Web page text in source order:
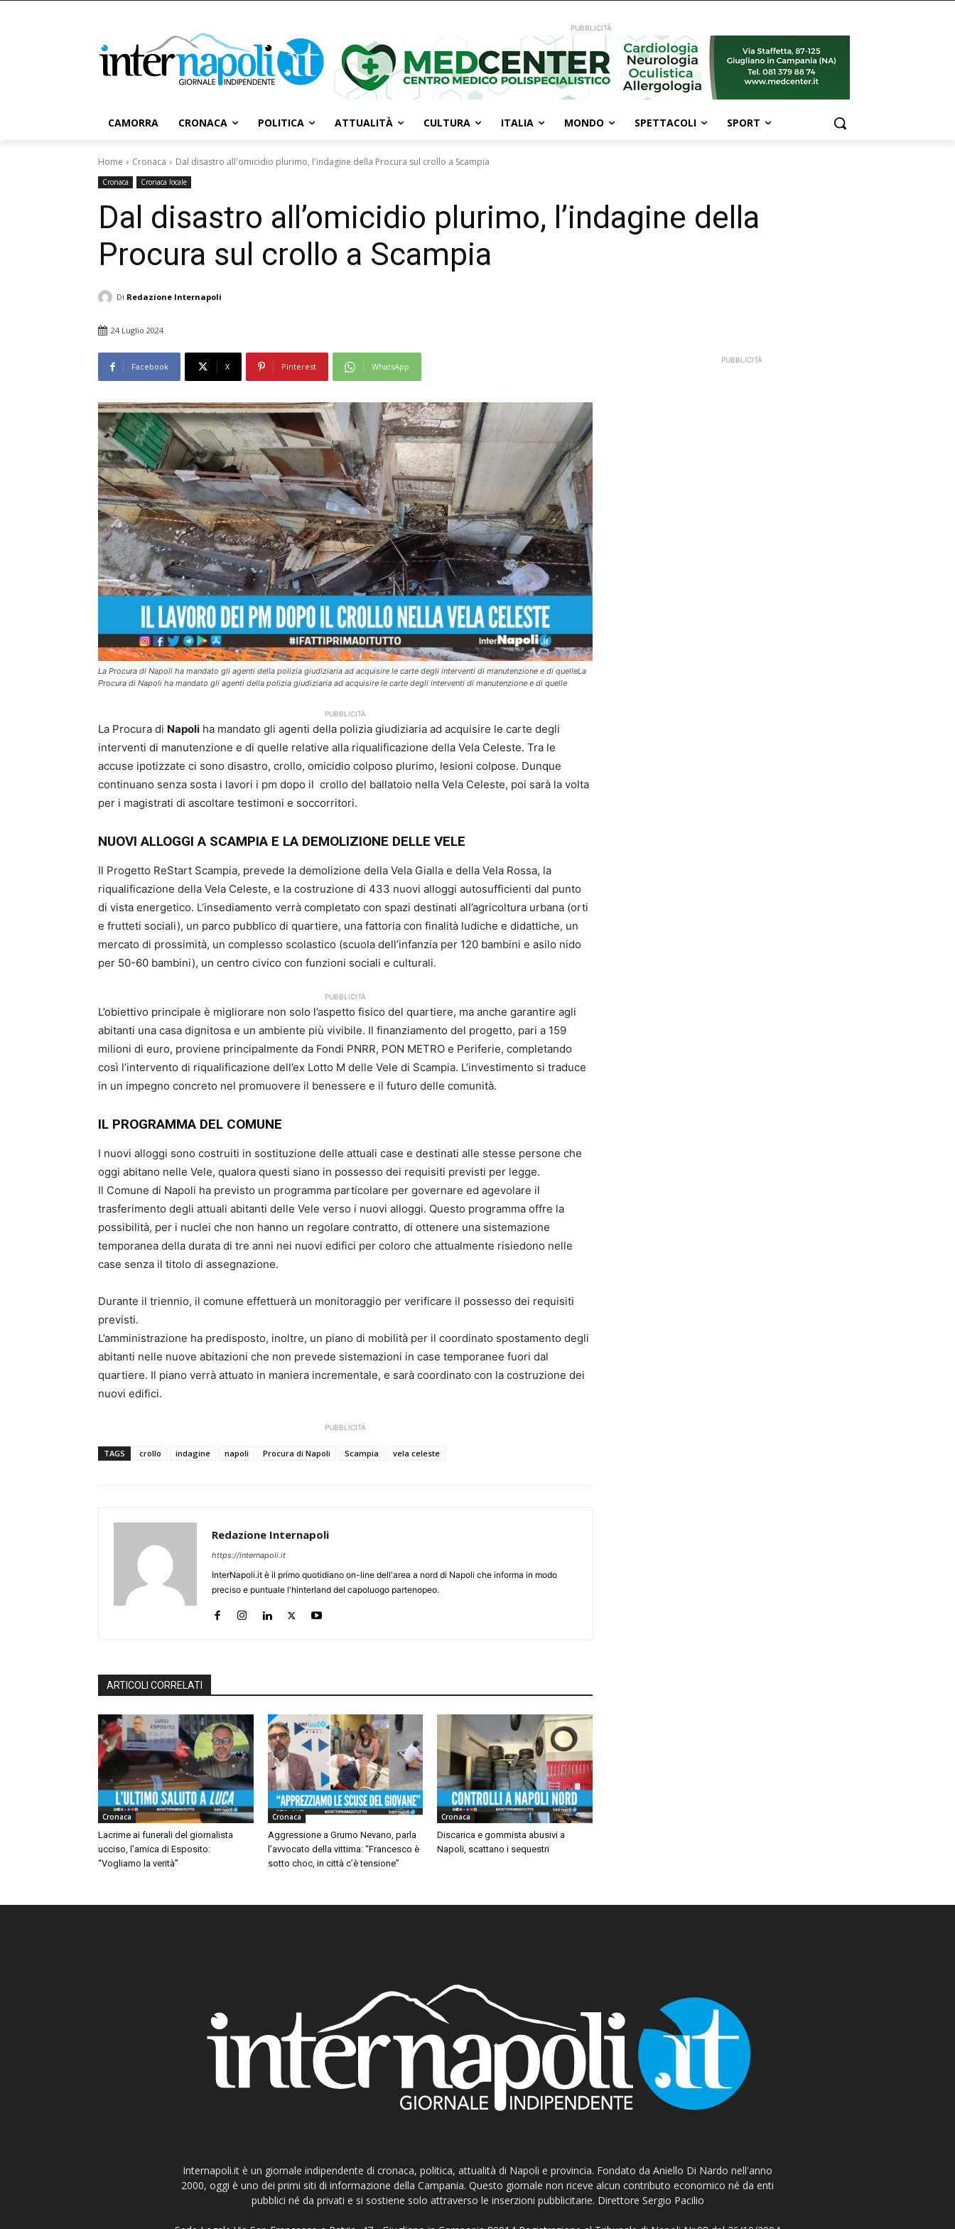
PUBBLICITÀ
CAMORRA CRONACA POLITICA ATTUALITÀ CULTURA ITALIA MONDO SPETTACOLI SPORT
Home Cronaca Dal disastro all'omicidio plurimo, l'indagine della Procura sul crollo a Scampia
Cronaca Cronaca locale
Dal disastro all’omicidio plurimo, l’indagine della
Procura sul crollo a Scampia
Di Redazione Internapoli
24 Luglio 2024
Facebook X Pinterest WhatsApp
La Procura di Napoli ha mandato gli agenti della polizia giudiziaria ad acquisire le carte degli interventi di manutenzione e di quelleLa
Procura di Napoli ha mandato gli agenti della polizia giudiziaria ad acquisire le carte degli interventi di manutenzione e di quelle
PUBBLICITÀ
La Procura di Napoli ha mandato gli agenti della polizia giudiziaria ad acquisire le carte degli
interventi di manutenzione e di quelle relative alla riqualificazione della Vela Celeste. Tra le
accuse ipotizzate ci sono disastro, crollo, omicidio colposo plurimo, lesioni colpose. Dunque
continuano senza sosta i lavori i pm dopo il crollo del ballatoio nella Vela Celeste, poi sarà la volta
per i magistrati di ascoltare testimoni e soccorritori.
NUOVI ALLOGGI A SCAMPIA E LA DEMOLIZIONE DELLE VELE
Il Progetto ReStart Scampia, prevede la demolizione della Vela Gialla e della Vela Rossa, la
riqualificazione della Vela Celeste, e la costruzione di 433 nuovi alloggi autosufficienti dal punto
di vista energetico. L’insediamento verrà completato con spazi destinati all’agricoltura urbana (orti
e frutteti sociali), un parco pubblico di quartiere, una fattoria con finalità ludiche e didattiche, un
mercato di prossimità, un complesso scolastico (scuola dell’infanzia per 120 bambini e asilo nido
per 50-60 bambini), un centro civico con funzioni sociali e culturali.
PUBBLICITÀ
L’obiettivo principale è migliorare non solo l’aspetto fisico del quartiere, ma anche garantire agli
abitanti una casa dignitosa e un ambiente più vivibile. Il finanziamento del progetto, pari a 159
milioni di euro, proviene principalmente da Fondi PNRR, PON METRO e Periferie, completando
così l’intervento di riqualificazione dell’ex Lotto M delle Vele di Scampia. L’investimento si traduce
in un impegno concreto nel promuovere il benessere e il futuro delle comunità.
IL PROGRAMMA DEL COMUNE
I nuovi alloggi sono costruiti in sostituzione delle attuali case e destinati alle stesse persone che
oggi abitano nelle Vele, qualora questi siano in possesso dei requisiti previsti per legge.
Il Comune di Napoli ha previsto un programma particolare per governare ed agevolare il
trasferimento degli attuali abitanti delle Vele verso i nuovi alloggi. Questo programma offre la
possibilità, per i nuclei che non hanno un regolare contratto, di ottenere una sistemazione
temporanea della durata di tre anni nei nuovi edifici per coloro che attualmente risiedono nelle
case senza il titolo di assegnazione.
Durante il triennio, il comune effettuerà un monitoraggio per verificare il possesso dei requisiti
previsti.
L’amministrazione ha predisposto, inoltre, un piano di mobilità per il coordinato spostamento degli
abitanti nelle nuove abitazioni che non prevede sistemazioni in case temporanee fuori dal
quartiere. Il piano verrà attuato in maniera incrementale, e sarà coordinato con la costruzione dei
nuovi edifici.
PUBBLICITÀ
TAGS crollo indagine napoli Procura di Napoli Scampia vela celeste
Redazione Internapoli
https://internapoli.it
InterNapoli.it è il primo quotidiano on-line dell'area a nord di Napoli che informa in modo
preciso e puntuale l'hinterland del capoluogo partenopeo.
ARTICOLI CORRELATI
Cronaca
Lacrime ai funerali del giornalista
ucciso, l’amica di Esposito:
“Vogliamo la verità”
Cronaca
Aggressione a Grumo Nevano, parla
l’avvocato della vittima: “Francesco è
sotto choc, in città c’è tensione”
Cronaca
Discarica e gommista abusivi a
Napoli, scattano i sequestri
PUBBLICITÀ
Internapoli.it è un giornale indipendente di cronaca, politica, attualità di Napoli e provincia. Fondato da Aniello Di Nardo nell'anno
2000, oggi è uno dei primi siti di informazione della Campania. Questo giornale non riceve alcun contributo economico né da enti
pubblici né da privati e si sostiene solo attraverso le inserzioni pubblicitarie. Direttore Sergio Pacilio